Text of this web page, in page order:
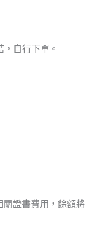
自行下單。
證書費用，餘額將